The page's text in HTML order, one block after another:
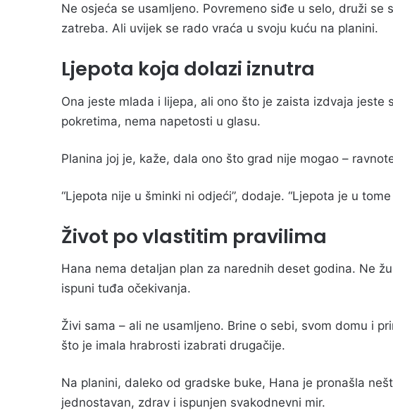
Ne osjeća se usamljeno. Povremeno siđe u selo, druži se
zatreba. Ali uvijek se rado vraća u svoju kuću na planini.
Ljepota koja dolazi iznutra
Ona jeste mlada i lijepa, ali ono što je zaista izdvaja jeste
pokretima, nema napetosti u glasu.
Planina joj je, kaže, dala ono što grad nije mogao –
“Ljepota nije u šminki ni odjeći”, dodaje. “Ljepota je u
Život po vlastitim pravilima
Hana nema detaljan plan za narednih deset godina. Ne
ispuni tuđa očekivanja.
Živi sama – ali ne usamljeno. Brine o sebi, svom domu i
što je imala hrabrosti izabrati drugačije.
Na planini, daleko od gradske buke, Hana je pronašla
jednostavan, zdrav i ispunjen svakodnevni mir.